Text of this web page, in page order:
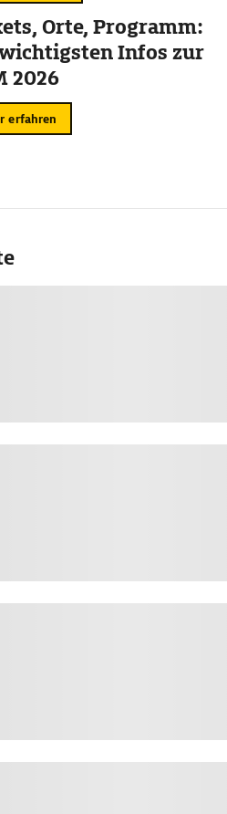
Orte, Programm:
Infos zur
2026
erfahren